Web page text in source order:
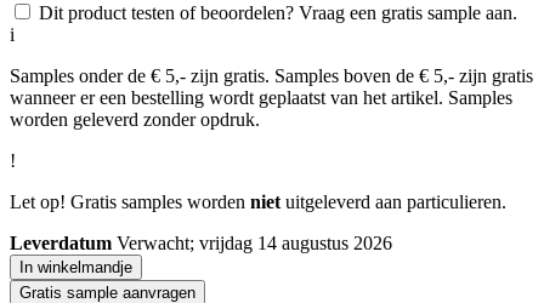
Dit product testen of beoordelen? Vraag een gratis sample aan.
i
Samples onder de € 5,- zijn gratis. Samples boven de € 5,- zijn gratis
wanneer er een bestelling wordt geplaatst van het artikel. Samples
worden geleverd zonder opdruk.
!
Let op! Gratis samples worden niet uitgeleverd aan particulieren.
Leverdatum Verwacht; vrijdag 14 augustus 2026
In winkelmandje
Gratis sample aanvragen